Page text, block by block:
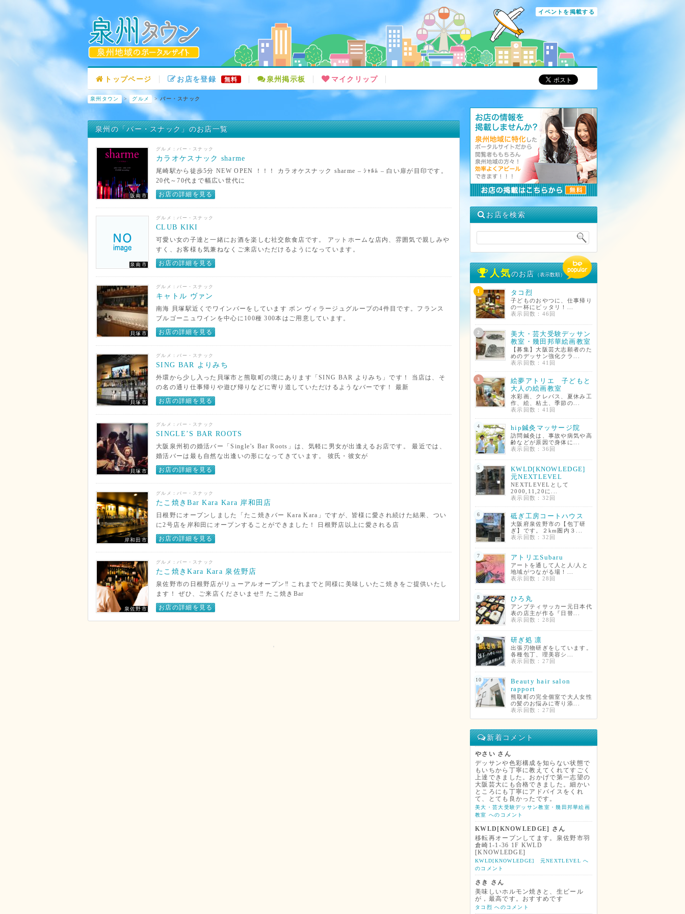
イベントを掲載する
トップページ お店を登録 無料 泉州掲示板 マイクリップ
泉州タウン > グルメ >バー・スナック
泉州の「バー・スナック」のお店一覧
阪南市
グルメ：バー・スナック
カラオケスナック sharme
尾崎駅から徒歩5分 NEW OPEN ！！！ カラオケスナック sharme – ｼｬﾙﾑ – 白い扉が目印です。
20代～70代まで幅広い世代に
お店の詳細を見る
泉南市
グルメ：バー・スナック
CLUB KIKI
可愛い女の子達と一緒にお酒を楽しむ社交飲食店です。 アットホームな店内、雰囲気で親しみや
すく、お客様も気兼ねなくご来店いただけるようになっています。
お店の詳細を見る
貝塚市
グルメ：バー・スナック
キャトル ヴァン
南海 貝塚駅近くでワインバーをしています ボン ヴィラージュグループの4件目です。フランス
ブルゴーニュワインを中心に100種 300本はご用意しています。
お店の詳細を見る
貝塚市
グルメ：バー・スナック
SING BAR よりみち
外環から少し入った貝塚市と熊取町の境にあります「SING BAR よりみち」です！ 当店は、そ
の名の通り仕事帰りや遊び帰りなどに寄り道していただけるようなバーです！ 最新
お店の詳細を見る
貝塚市
グルメ：バー・スナック
SINGLE’S BAR ROOTS
大阪泉州初の婚活バー「Single’s Bar Roots」は、気軽に男女が出逢えるお店です。 最近では、
婚活バーは最も自然な出逢いの形になってきています。 彼氏・彼女が
お店の詳細を見る
岸和田市
グルメ：バー・スナック
たこ焼きBar Kara Kara 岸和田店
日根野にオープンしました「たこ焼きバー Kara Kara」ですが、皆様に愛され続けた結果、つい
に2号店を岸和田にオープンすることができました！ 日根野店以上に愛される店
お店の詳細を見る
泉佐野市
グルメ：バー・スナック
たこ焼きKara Kara 泉佐野店
泉佐野市の日根野店がリューアルオープン‼︎ これまでと同様に美味しいたこ焼きをご提供いたし
ます！ ぜひ、ご来店くださいませ‼︎ たこ焼きBar
お店の詳細を見る
お店を検索
人気のお店 （表示数順）
1 タコ烈
子どものおやつに、仕事帰り
の一杯にピッタリ！...
表示回数：46回
2
美大・芸大受験デッサン
教室・幾田邦華絵画教室
【募集】大阪芸大志願者のた
めのデッサン強化クラ...
表示回数：41回
3
絵夢アトリエ 子どもと
大人の絵画教室
水彩画、クレパス、夏休み工
作、絵、粘土、季節の...
表示回数：41回
4 hip鍼灸マッサージ院
訪問鍼灸は、事故や病気や高
齢などが原因で身体に...
表示回数：36回
5
KWLD[KNOWLEDGE]
元NEXTLEVEL
NEXTLEVELとして
2000,11,20に...
表示回数：32回
6 砥ぎ工房コートハウス
大阪府泉佐野市の【包丁研
ぎ】です。２km圏内３...
表示回数：32回
7 アトリエSubaru
アートを通して人と人/人と
地域がつながる場！...
表示回数：28回
8 ひろ丸
アンプティサッカー元日本代
表の店主が作る『日替...
表示回数：28回
9 研ぎ処 凛
出張刃物研ぎをしています。
各種包丁、理美容シ...
表示回数：27回
10
Beauty hair salon
rapport
熊取町の完全個室で大人女性
の髪のお悩みに寄り添...
表示回数：27回
新着コメント
やさい さん
デッサンや色彩構成を知らない状態で
もいちから丁寧に教えてくれてすごく
上達できました。おかげで第一志望の
大阪芸大にも合格できました。細かい
ところにも丁寧にアドバイスをくれ
て、とても良かったです。
美大・芸大受験デッサン教室・幾田邦華絵画
教室 へのコメント
KWLD[KNOWLEDGE] さん
移転再オープンしてます。泉佐野市羽
倉崎1-1-36 1F KWLD
[KNOWLEDGE]
KWLD[KNOWLEDGE] 元NEXTLEVEL へ
のコメント
さき さん
美味しいホルモン焼きと、生ビール
が，最高です。おすすめです
タコ烈 へのコメント